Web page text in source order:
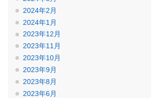
2024年2月
2024年1月
2023年12月
2023年11月
2023年10月
2023年9月
2023年8月
2023年6月